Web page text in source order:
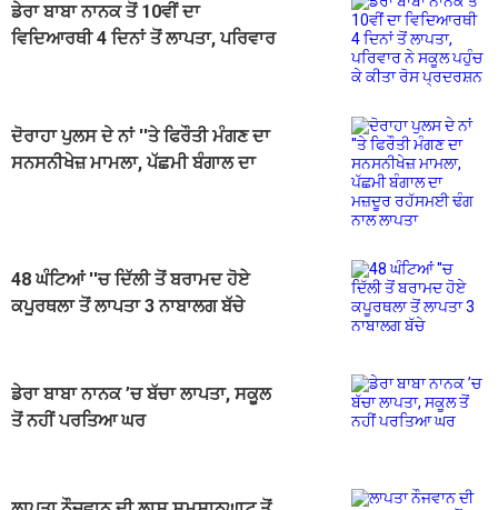
ਡੇਰਾ ਬਾਬਾ ਨਾਨਕ ਤੋਂ 10ਵੀਂ ਦਾ
ਵਿਦਿਆਰਥੀ 4 ਦਿਨਾਂ ਤੋਂ ਲਾਪਤਾ, ਪਰਿਵਾਰ
ਦੋਰਾਹਾ ਪੁਲਸ ਦੇ ਨਾਂ ''ਤੇ ਫਿਰੌਤੀ ਮੰਗਣ ਦਾ
ਸਨਸਨੀਖੇਜ਼ ਮਾਮਲਾ, ਪੱਛਮੀ ਬੰਗਾਲ ਦਾ
48 ਘੰਟਿਆਂ ''ਚ ਦਿੱਲੀ ਤੋਂ ਬਰਾਮਦ ਹੋਏ
ਕਪੂਰਥਲਾ ਤੋਂ ਲਾਪਤਾ 3 ਨਾਬਾਲਗ ਬੱਚੇ
ਡੇਰਾ ਬਾਬਾ ਨਾਨਕ ’ਚ ਬੱਚਾ ਲਾਪਤਾ, ਸਕੂਲ
ਤੋਂ ਨਹੀਂ ਪਰਤਿਆ ਘਰ